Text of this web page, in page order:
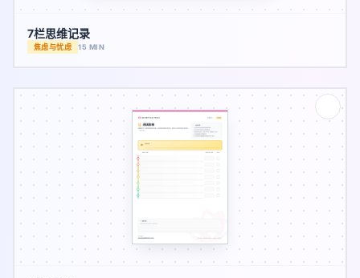
7栏思维记录
焦虑与忧虑 15 MIN